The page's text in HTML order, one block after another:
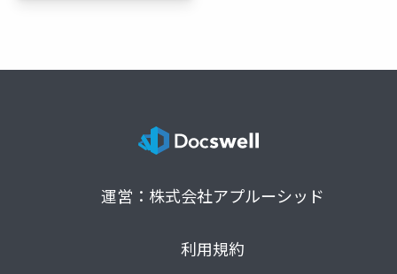
運営：株式会社アプルーシッド
利用規約